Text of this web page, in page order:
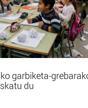
garbiketa-
du